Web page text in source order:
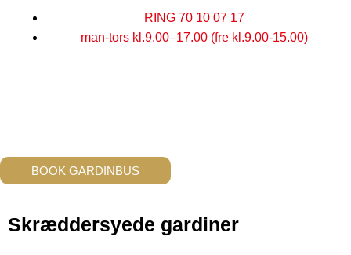
RING 70 10 07 17
man-tors kl.9.00–17.00 (fre kl.9.00-15.00)
BOOK GARDINBUS
Skræddersyede gardiner